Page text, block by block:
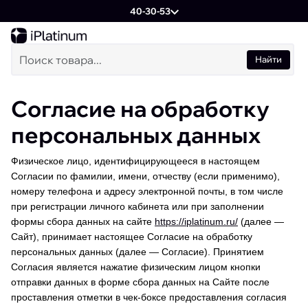
40-30-53
Найти
Согласие на обработку
персональных данных
Физическое лицо, идентифицирующееся в настоящем
Согласии по фамилии, имени, отчеству (если применимо),
номеру телефона и адресу электронной почты, в том числе
при регистрации личного кабинета или при заполнении
формы сбора данных на сайте https://iplatinum.ru/ (далее —
Сайт), принимает настоящее Согласие на обработку
персональных данных (далее — Согласие). Принятием
Согласия является нажатие физическим лицом кнопки
отправки данных в форме сбора данных на Сайте после
проставления отметки в чек-боксе предоставления согласия